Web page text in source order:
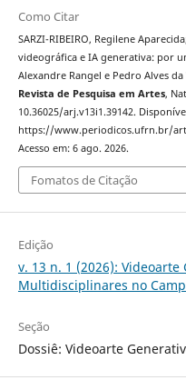
Como Citar
SARZI-RIBEIRO, Regilene
videográfica e IA generativa: por
Alexandre Rangel e Pedro Alves da
Revista de Pesquisa em Artes,
10.36025/arj.v13i1.39142.
https://www.periodicos.ufrn.br/
Acesso em: 6 ago. 2026.
Fomatos de Citação
Edição
v. 13 n. 1 (2026): Videoarte
Multidisciplinares no
Seção
Dossiê: Videoarte